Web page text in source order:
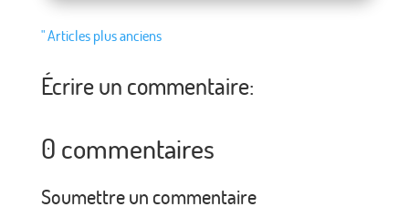
" Articles plus anciens
Écrire un commentaire:
0 commentaires
Soumettre un commentaire